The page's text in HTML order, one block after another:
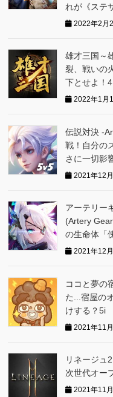
れが《ステ
2022年2月
雄才三国～
裂、戦いの
下とせよ！
2022年1月
伝説対決 -
戦！自分の
さに一切影
2021年12
アーテリー
(Artery
の生命体「
2021年12
ココと夢の
た...宿屋の
けする？5i
2021年11
リネージュ
次世代オー
2021年11